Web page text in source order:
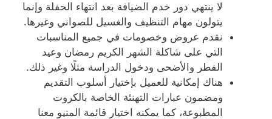
لا ينتهي دور خدم الضيافة بعد انتهاء الحفلة وإنما
يتولون مهام التنظيف والغسيل للصواني وغيرها.
نقدم عروض وخصومات في جميع المناسبات
التي على شاكلة الشهر الكريم رمضان وعيد
الفطر والأضحى ودخول الدراسة مثلًا وغير ذلك.
هناك إمكانية للعميل بإختيار أسلوب التقديم
ومضمون عبارات التهنئة الخاصة بالكروت
المطبوعة، كما يمكنه اختيار قائمة المنيو معنا